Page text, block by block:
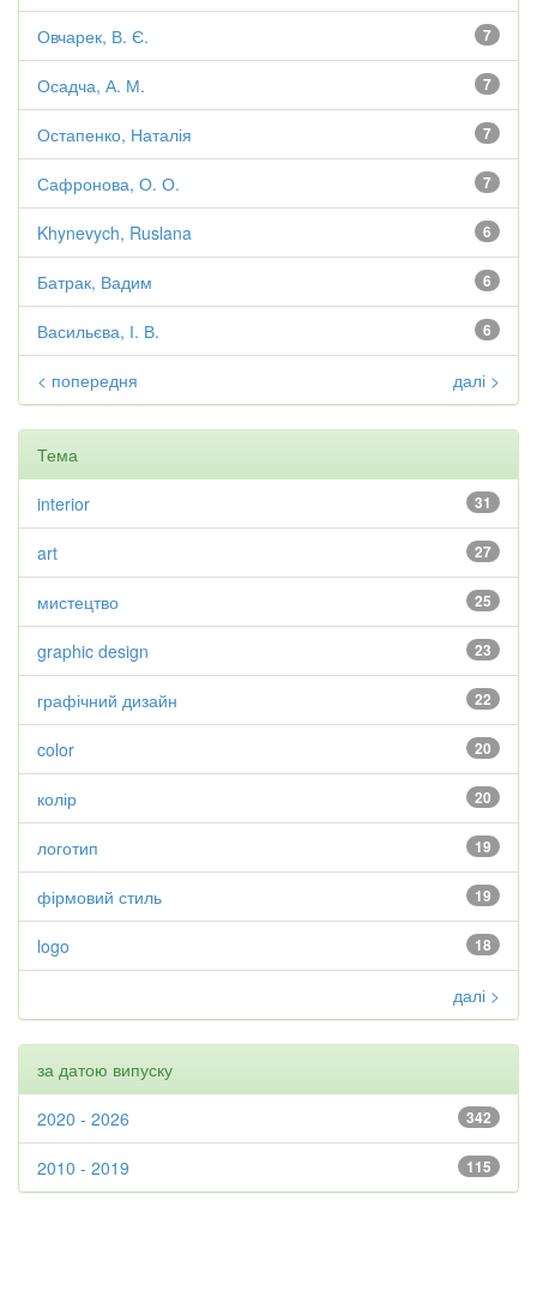
7
Овчарек, В. Є.
7
Осадча, А. М.
7
Остапенко, Наталія
7
Сафронова, О. О.
6
Khynevych, Ruslana
6
Батрак, Вадим
6
Васильєва, І. В.
< попередня далі >
Тема
31
interior
27
art
25
мистецтво
23
graphic design
22
графічний дизайн
20
color
20
колір
19
логотип
19
фірмовий стиль
18
logo
далі >
за датою випуску
342
2020 - 2026
115
2010 - 2019